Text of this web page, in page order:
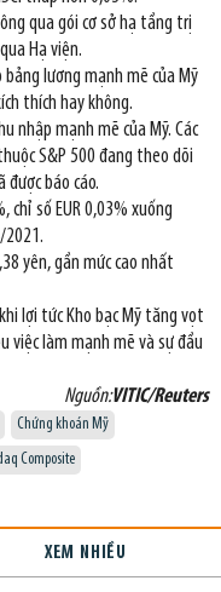
qua gói cơ sở hạ tầng trị
Hạ viện.
lương mạnh mẽ của Mỹ
thích hay không.
nhập mạnh mẽ của Mỹ. Các
S&P 500 đang theo dõi
báo cáo.
số EUR 0,03% xuống
2021.
yên, gần mức cao nhất
lợi tức Kho bạc Mỹ tăng vọt
việc làm mạnh mẽ và sự đầu
Nguồn:VITIC/Reuters
Chứng khoán Mỹ
Composite
XEM NHIỀU